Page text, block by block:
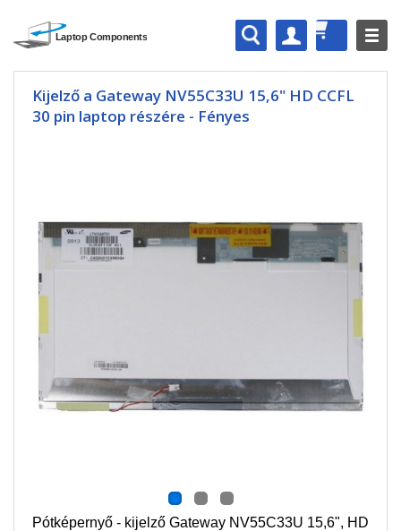
Kijelző a Gateway NV55C33U 15,6" HD CCFL
30 pin laptop részére - Fényes
Pótképernyő - kijelző Gateway NV55C33U 15,6", HD